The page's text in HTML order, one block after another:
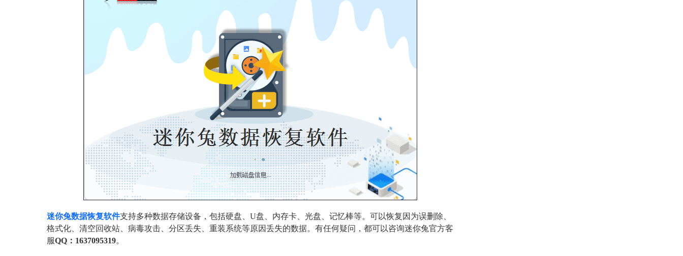
迷你兔数据恢复软件支持多种数据存储设备，包括硬盘、U盘、内存卡、光盘、记忆棒等。可以恢复因为误删除、
格式化、清空回收站、病毒攻击、分区丢失、重装系统等原因丢失的数据。有任何疑问，都可以咨询迷你兔官方客
服QQ：1637095319。